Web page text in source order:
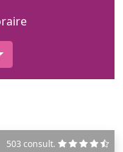
503 consult.